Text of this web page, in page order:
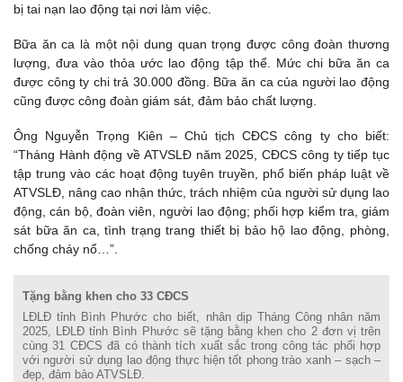
bị tai nạn lao động tại nơi làm việc.
Bữa ăn ca là một nội dung quan trọng được công đoàn thương
lượng, đưa vào thỏa ước lao động tập thể. Mức chi bữa ăn ca
được công ty chi trả 30.000 đồng. Bữa ăn ca của người lao động
cũng được công đoàn giám sát, đảm bảo chất lượng.
Ông Nguyễn Trọng Kiên – Chủ tịch CĐCS công ty cho biết:
“Tháng Hành động về ATVSLĐ năm 2025, CĐCS công ty tiếp tục
tập trung vào các hoạt động tuyên truyền, phổ biến pháp luật về
ATVSLĐ, nâng cao nhận thức, trách nhiệm của người sử dụng lao
động, cán bộ, đoàn viên, người lao động; phối hợp kiểm tra, giám
sát bữa ăn ca, tình trạng trang thiết bị bảo hộ lao động, phòng,
chống cháy nổ…”.
Tặng bằng khen cho 33 CĐCS
LĐLĐ tỉnh Bình Phước cho biết, nhân dịp Tháng Công nhân năm
2025, LĐLĐ tỉnh Bình Phước sẽ tặng bằng khen cho 2 đơn vị trên
cùng 31 CĐCS đã có thành tích xuất sắc trong công tác phối hợp
với người sử dụng lao động thực hiện tốt phong trào xanh – sạch –
đẹp, đảm bảo ATVSLĐ.